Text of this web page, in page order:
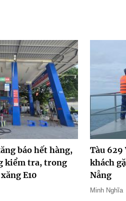
báo hết hàng,
kiểm tra, trong
E10
Tàu 629
khách
Nẵng
Minh Nghĩa